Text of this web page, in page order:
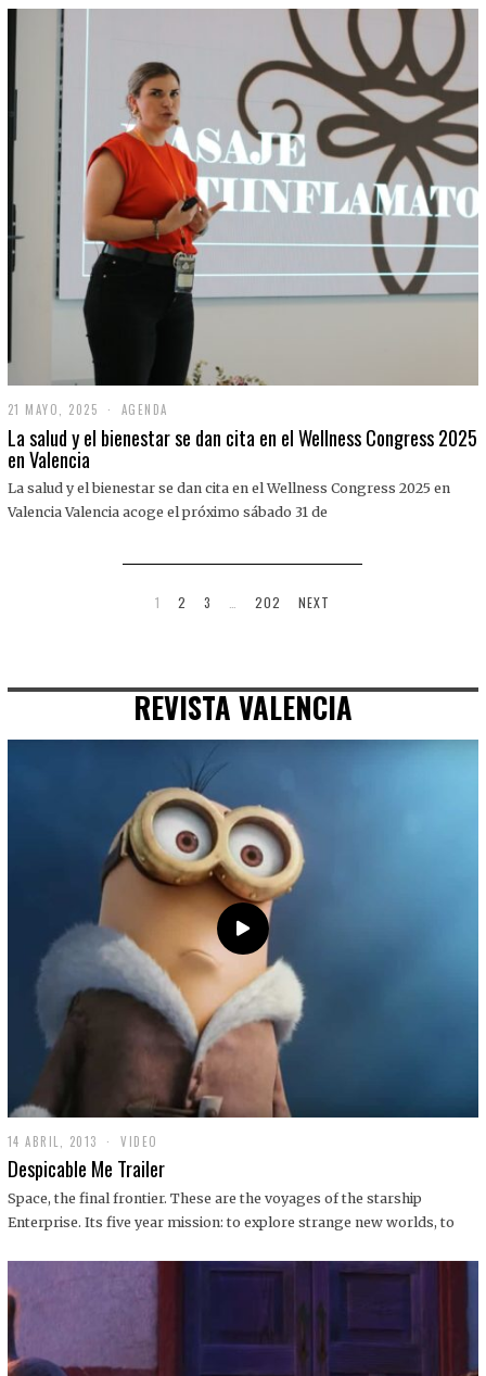
21 MAYO, 2025
1
M
O
,
AGENDA
La salud y el bienestar se dan cita en el Wellness Congress 2025
en Valencia
La salud y el bienestar se dan cita en el Wellness Congress 2025 en
Valencia Valencia acoge el próximo sábado 31 de
1 2 3 202 NEXT
REVISTA VALENCIA
14 ABRIL, 2013
9
D
C
I
1
VIDEO
Despicable Me Trailer
Space, the final frontier. These are the voyages of the starship
Enterprise. Its five year mission: to explore strange new worlds, to